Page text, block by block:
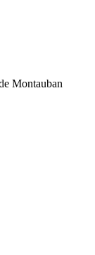
Montauban